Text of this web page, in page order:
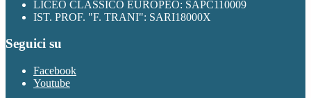
LICEO CLASSICO EUROPEO: SAPC110009
IST. PROF. "F. TRANI": SARI18000X
Seguici su
Facebook
Youtube